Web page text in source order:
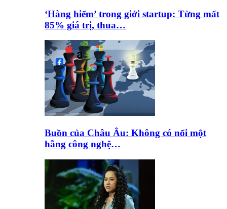
‘Hàng hiếm’ trong giới startup: Từng mất
85% giá trị, thua…
Buồn của Châu Âu: Không có nổi một
hãng công nghệ…